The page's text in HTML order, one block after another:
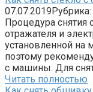
07.07.2019Рубрика:
Процедура снятия
отражателя и
установленной
поэтому
с машины. Для
Читать полностью